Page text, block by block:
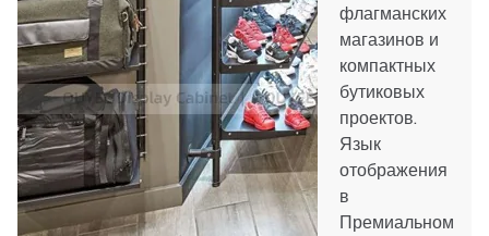
флагманских
магазинов и
компактных
бутиковых
проектов.
Язык
отображения
в
Премиальном